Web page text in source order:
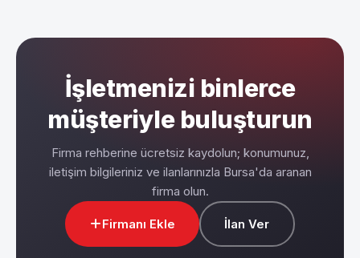
İşletmenizi binlerce
müşteriyle buluşturun
Firma rehberine ücretsiz kaydolun; konumunuz,
iletişim bilgileriniz ve ilanlarınızla Bursa'da aranan
firma olun.
Firmanı Ekle İlan Ver